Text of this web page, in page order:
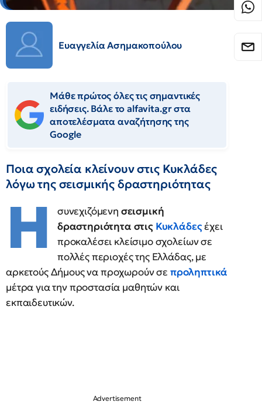
Ευαγγελία Ασημακοπούλου
Μάθε πρώτος όλες τις σημαντικές
ειδήσεις. Βάλε το alfavita.gr στα
αποτελέσματα αναζήτησης της
Google
Ποια σχολεία κλείνουν στις Κυκλάδες
λόγω της σεισμικής δραστηριότητας
Η συνεχιζόμενη σεισμική
δραστηριότητα στις Κυκλάδεςέχει
προκαλέσει κλείσιμο σχολείων σε
πολλές περιοχές της Ελλάδας, με
αρκετούς Δήμους να προχωρούν σε προληπτικά
μέτρα για την προστασία μαθητών και
εκπαιδευτικών.